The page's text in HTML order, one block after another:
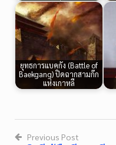
ยุทธการแบคกัง (Battle of
Baekgang) ปิดฉากสามก๊ก
แห่งเกาหลี
Previous Post